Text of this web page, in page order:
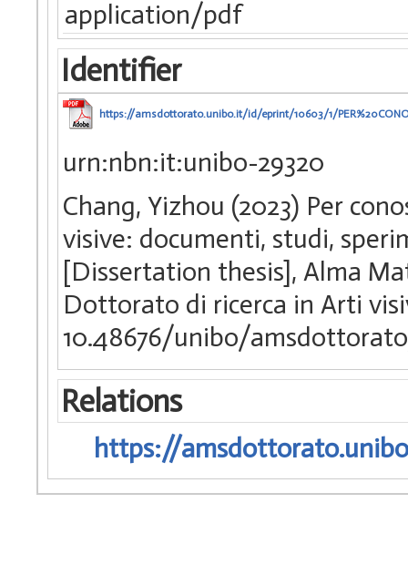
application/pdf
Identifier
https://amsdottorato.unibo.it/id/eprint/10603/1/
urn:nbn:it:unibo-29320
Chang, Yizhou (2023) Per
visive: documenti, studi,
[Dissertation thesis], Alma
Dottorato di ricerca in Arti
10.48676/unibo/
Relations
https://